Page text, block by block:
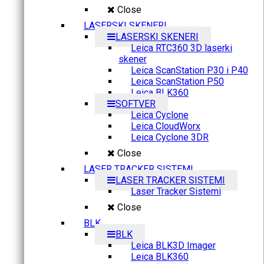
Close
LASERSKI SKENERI
LASERSKI SKENERI
Leica RTC360 3D laserki
skener
Leica ScanStation P30 i P40
Leica ScanStation P50
Leica BLK360
SOFTVER
Leica Cyclone
Leica CloudWorx
Leica Cyclone 3DR
Close
LASER TRACKER SISTEMI
LASER TRACKER SISTEMI
Laser Tracker Sistemi
Close
BLK
BLK
Leica BLK3D Imager
Leica BLK360